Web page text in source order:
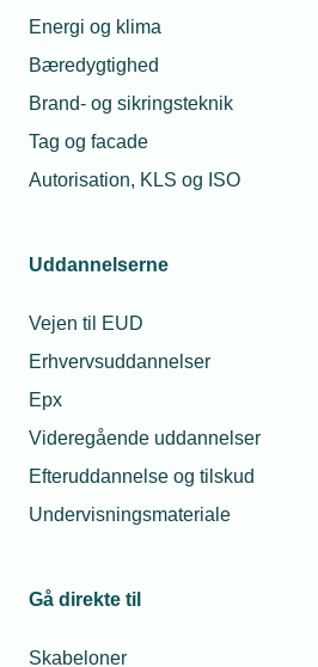
Energi og klima
Bæredygtighed
Brand- og sikringsteknik
Tag og facade
Autorisation, KLS og ISO
Uddannelserne
Vejen til EUD
Erhvervsuddannelser
Epx
Videregående uddannelser
Efteruddannelse og tilskud
Undervisningsmateriale
Gå direkte til
Skabeloner